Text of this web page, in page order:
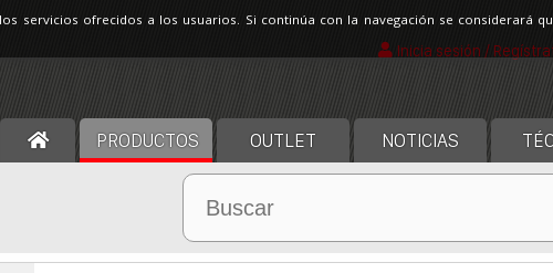
Inicia sesión /
PRODUCTOS OUTLET NOTICIAS
servicios ofrecidos a los usuarios. Si continúa con la navegación se considerará